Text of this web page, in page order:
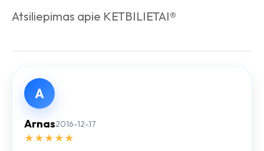
Atsiliepimas apie KETBILIETAI®
A
Arnas2016-12-17
★ ★ ★ ★ ★